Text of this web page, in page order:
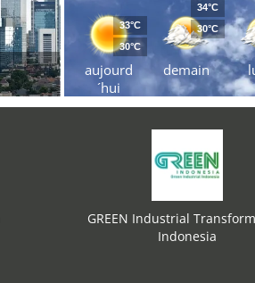
aujourd
´hui
33°C
30°C
demain
34°C
30°C
GREEN Industrial
Indonesia